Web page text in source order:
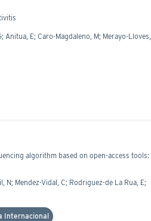
Anitua, E; Caro-Magdaleno, M; Merayo-Lloves,
algorithm based on open-access tools:
N; Mendez-Vidal, C; Rodriguez-de La Rua, E;
Internacional